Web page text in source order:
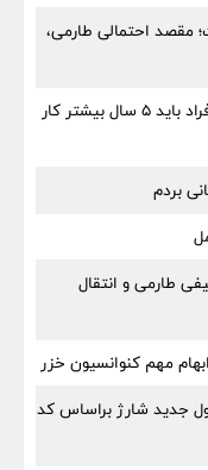
مقصد احتمالی طارمی،
شرط جدید بازنشستگی اجرایی شد؛ این افراد باید ۵ سال بیشتر کار
بردم
طارمی و انتقال
جدید شارژ براساس کد